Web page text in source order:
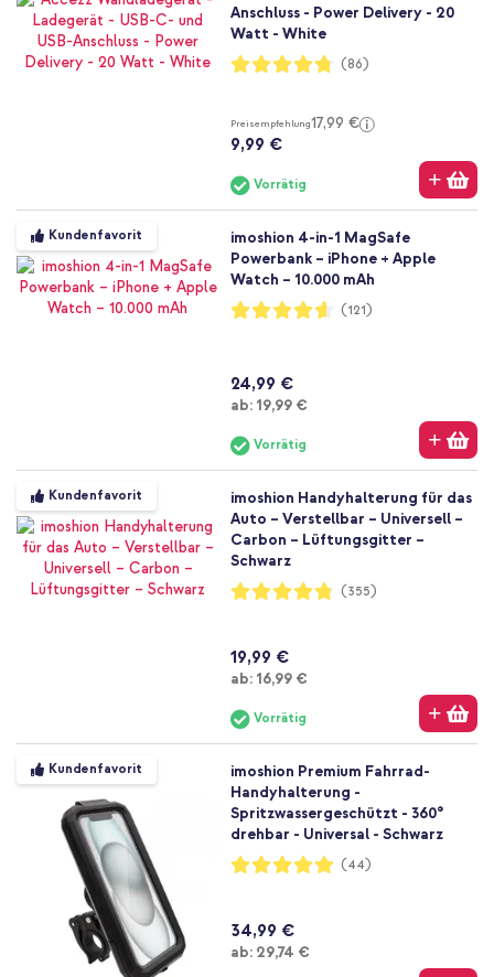
Anschluss - Power Delivery - 20
Watt - White
Bewertung:
95%
(86)
Preisempfehlung17,99 €
9,99 €
Vorrätig
Kundenfavorit
imoshion 4-in-1 MagSafe
Powerbank – iPhone + Apple
Watch – 10.000 mAh
Bewertung:
92%
(121)
24,99 €
ab: Ab
19,99 €
Vorrätig
Kundenfavorit
imoshion Handyhalterung für das
Auto – Verstellbar – Universell –
Carbon – Lüftungsgitter –
Schwarz
Bewertung:
96%
(355)
19,99 €
ab: Ab
16,99 €
Vorrätig
Kundenfavorit
imoshion Premium Fahrrad-
Handyhalterung -
Spritzwassergeschützt - 360°
drehbar - Universal - Schwarz
Bewertung:
98%
(44)
34,99 €
ab: Ab
29,74 €